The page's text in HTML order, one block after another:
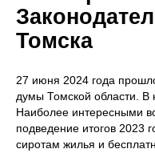
Томска
27 июня 2024 года
думы Томской области. В
Наиболее интересными
подведение итогов 2023
сиротам жилья и